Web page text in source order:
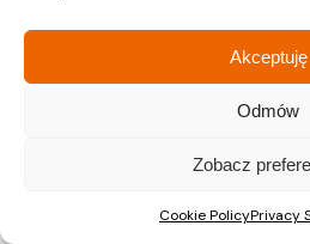
Akceptuję
Odmów
Zobacz
Cookie PolicyPrivacy